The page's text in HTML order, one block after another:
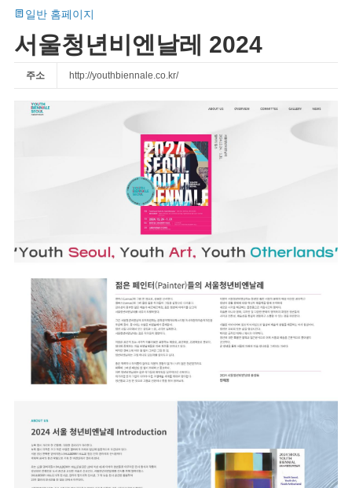
일반 홈페이지
서울청년비엔날레 2024
주소 http://youthbiennale.co.kr/